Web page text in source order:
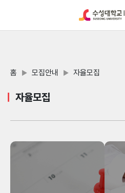
홈 ▶ 모집안내 ▶ 자율모집
자율모집